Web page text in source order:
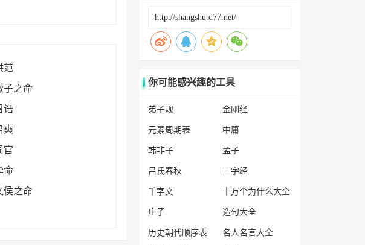
范
子之命
诰
奭
官
命
侯之命
你可能感兴趣的工具
弟子规
金刚经
元素周期表
中庸
韩非子
孟子
吕氏春秋
三字经
千字文
十万个为什么大全
庄子
造句大全
历史朝代顺序表
名人名言大全